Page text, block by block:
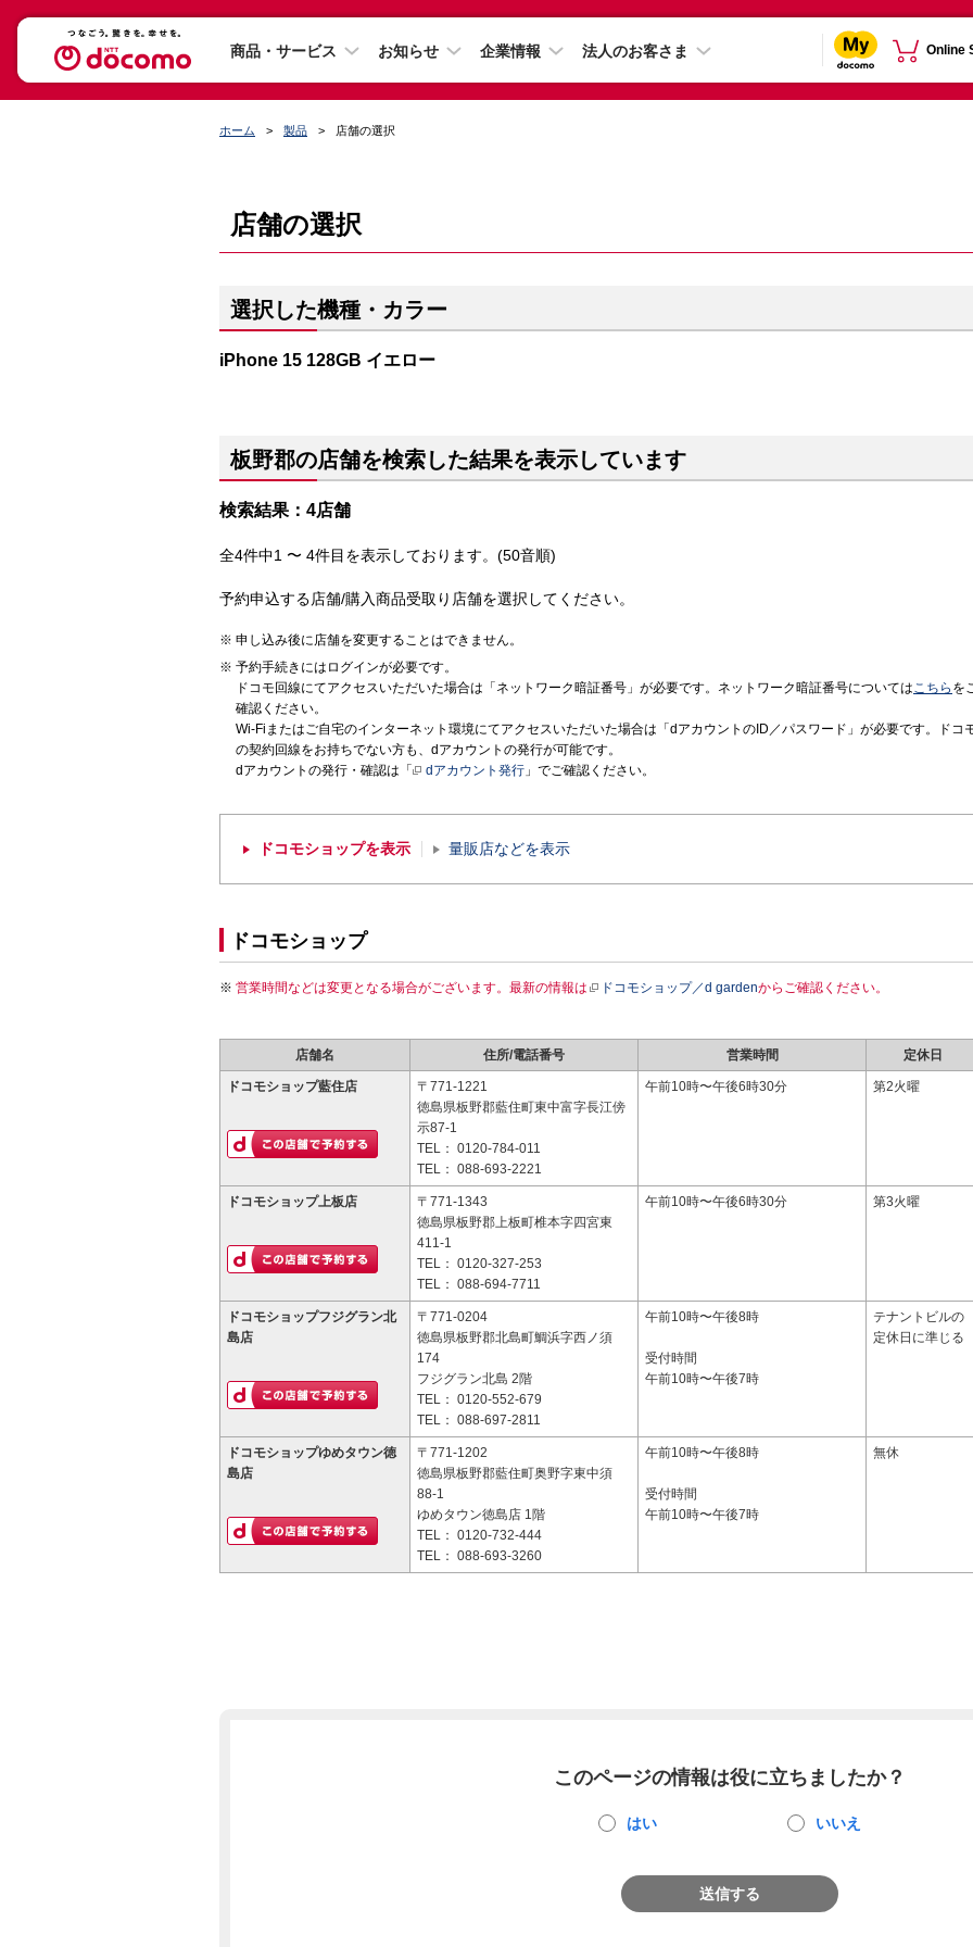
商品・サービス お知らせ 企業情報 法人のお客さま Online
ホーム 製品 店舗の選択
店舗の選択
選択した機種・カラー
iPhone 15 128GB イエロー
板野郡の店舗を検索した結果を表示しています
検索結果：4店舗
全4件中1 〜 4件目を表示しております。(50音順)
予約申込する店舗/購入商品受取り店舗を選択してください。
申し込み後に店舗を変更することはできません。
予約手続きにはログインが必要です。
ドコモ回線にてアクセスいただいた場合は「ネットワーク暗証番号」が必要です。ネットワーク暗証番号についてはこちら を
確認ください。
Wi-Fiまたはご自宅のインターネット環境にてアクセスいただいた場合は「dアカウントのID／パスワード」が必要です。ドコ
の契約回線をお持ちでない方も、dアカウントの発行が可能です。
dアカウントの発行・確認は「
dアカウント発行 」でご確認ください。
ドコモショップを表示 量販店などを表示
ドコモショップ
営業時間などは変更となる場合がございます。最新の情報は ドコモショップ／d gardenからご確認ください。
店舗名 住所/電話番号 営業時間 定休日
ドコモショップ藍住店
〒771-1221
徳島県板野郡藍住町東中富字長江傍
示87-1
TEL： 0120-784-011
TEL： 088-693-2221
午前10時〜午後6時30分 第2火曜
ドコモショップ上板店
〒771-1343
徳島県板野郡上板町椎本字四宮東
411-1
TEL： 0120-327-253
TEL： 088-694-7711
午前10時〜午後6時30分 第3火曜
ドコモショップフジグラン北
島店
〒771-0204
徳島県板野郡北島町鯛浜字西ノ須
174
フジグラン北島 2階
TEL： 0120-552-679
TEL： 088-697-2811
午前10時〜午後8時
受付時間
午前10時〜午後7時
テナントビルの
定休日に準じる
ドコモショップゆめタウン徳
島店
〒771-1202
徳島県板野郡藍住町奥野字東中須
88-1
ゆめタウン徳島店 1階
TEL： 0120-732-444
TEL： 088-693-3260
午前10時〜午後8時
受付時間
午前10時〜午後7時
無休
このページの情報は役に立ちましたか？
はい いいえ
送信する